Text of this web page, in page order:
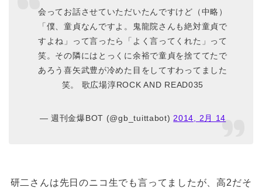
会ってお話させていただいたんですけど（中略）
「僕、童貞なんですよ。鬼龍院さんも絶対童貞で
すよね」って言ったら「よく言ってくれた」って
笑。その隣にはとっくに余裕で童貞を捨ててたで
あろう喜矢武豊が冷めた目をしてすわってました
笑。 歌広場淳ROCK AND READ035
— 週刊金爆BOT (@gb_tuittabot)2014, 2月 14
研二さんは先日のニコ生でも言ってましたが、高2だそ